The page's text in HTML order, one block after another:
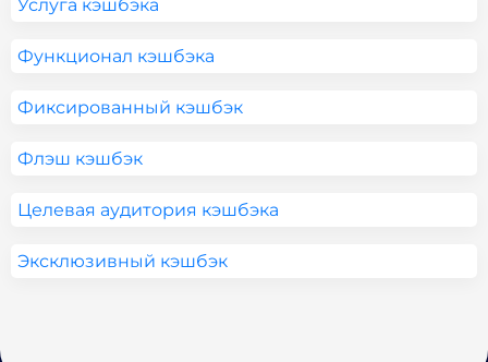
Услуга кэшбэка
Функционал кэшбэка
Фиксированный кэшбэк
Флэш кэшбэк
Целевая аудитория кэшбэка
Эксклюзивный кэшбэк